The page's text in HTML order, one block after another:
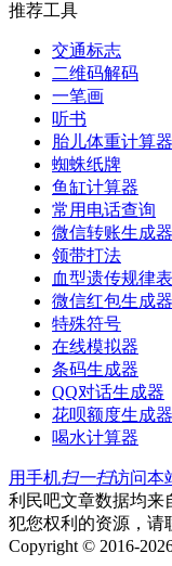
推荐工具
交通标志
二维码解码
一笔画
听书
胎儿体重计算器
蜘蛛纸牌
鱼缸计算器
常用电话查询
微信转账生成器
领带打法
血型遗传规律表
微信红包生成器
特殊符号
在线模拟器
条码生成器
QQ对话生成器
花呗额度生成器
喝水计算器
用手机扫一扫访问本
利民吧文章数据均来
犯您权利的资源，请
Copyright © 2016-